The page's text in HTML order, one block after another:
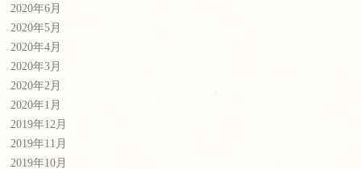
2020年6月
2020年5月
2020年4月
2020年3月
2020年2月
2020年1月
2019年12月
2019年11月
2019年10月